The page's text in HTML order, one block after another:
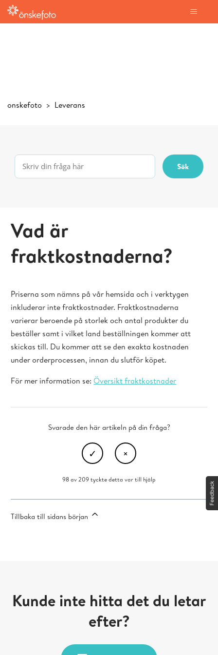
onskefoto Leverans
Vad är
fraktkostnaderna?
Priserna som nämns på vår hemsida och i verktygen
inkluderar inte fraktkostnader. Fraktkostnaderna
varierar beroende på storlek och antal produkter du
beställer samt i vilket land beställningen kommer att
skickas till. Du kommer att se den exakta kostnaden
under orderprocessen, innan du slutför köpet.
För mer information se: Översikt fraktkostnader
Svarade den här artikeln på din fråga?
98 av 209 tyckte detta var till hjälp
Tillbaka till sidans början
Kunde inte hitta det du letar
efter?